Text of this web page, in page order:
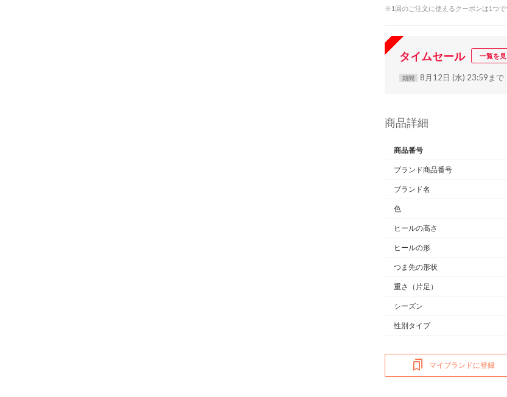
※1回のご注文に使えるクーポンは1つで
タイムセール 一覧を
期間 8月12日 (水) 23:59まで
商品詳細
商品番号
ブランド商品番号
ブランド名
色
ヒールの高さ
ヒールの形
つま先の形状
重さ （片足）
シーズン
性別タイプ
マイブランドに登録